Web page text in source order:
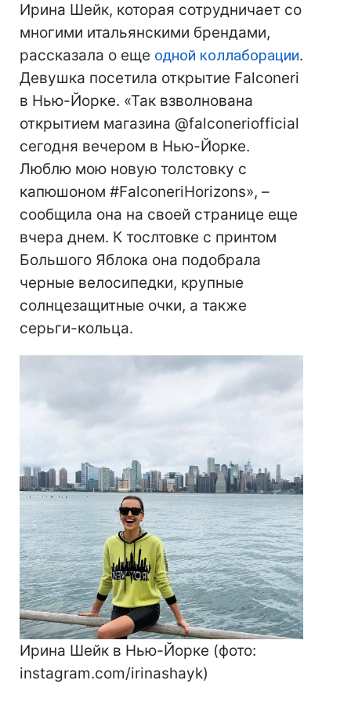
Ирина Шейк, которая сотрудничает со
многими итальянскими брендами,
рассказала о еще одной коллаборации.
Девушка посетила открытие Falconeri
в Нью-Йорке. «Так взволнована
открытием магазина @falconeriofficial
сегодня вечером в Нью-Йорке.
Люблю мою новую толстовку с
капюшоном #FalconeriHorizons», –
сообщила она на своей странице еще
вчера днем. К тослтовке с принтом
Большого Яблока она подобрала
черные велосипедки, крупные
солнцезащитные очки, а также
серьги-кольца.
Ирина Шейк в Нью-Йорке (фото:
instagram.com/irinashayk)